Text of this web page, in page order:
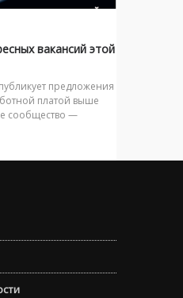
вакансий этой
предложения
платой выше
сообщество —